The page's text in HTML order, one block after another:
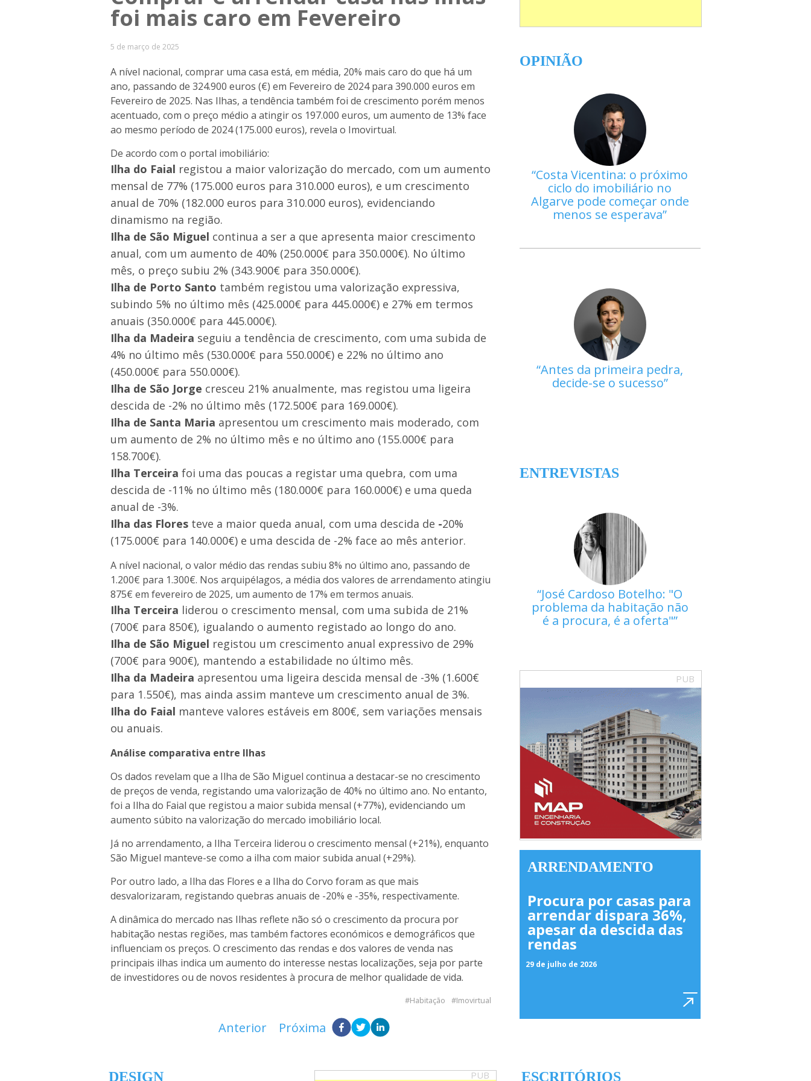
foi mais caro em Fevereiro
5 de março de 2025
A nível nacional, comprar uma casa está, em média, 20% mais caro do que há um
ano, passando de 324.900 euros (€) em Fevereiro de 2024 para 390.000 euros em
Fevereiro de 2025. Nas Ilhas, a tendência também foi de crescimento porém menos
acentuado, com o preço médio a atingir os 197.000 euros, um aumento de 13% face
ao mesmo período de 2024 (175.000 euros), revela o Imovirtual.
De acordo com o portal imobiliário:
Ilha do Faial registou a maior valorização do mercado, com um aumento
mensal de 77% (175.000 euros para 310.000 euros), e um crescimento
anual de 70% (182.000 euros para 310.000 euros), evidenciando
dinamismo na região.
Ilha de São Miguel continua a ser a que apresenta maior crescimento
anual, com um aumento de 40% (250.000€ para 350.000€). No último
mês, o preço subiu 2% (343.900€ para 350.000€).
Ilha de Porto Santo também registou uma valorização expressiva,
subindo 5% no último mês (425.000€ para 445.000€) e 27% em termos
anuais (350.000€ para 445.000€).
Ilha da Madeira seguiu a tendência de crescimento, com uma subida de
4% no último mês (530.000€ para 550.000€) e 22% no último ano
(450.000€ para 550.000€).
Ilha de São Jorge cresceu 21% anualmente, mas registou uma ligeira
descida de -2% no último mês (172.500€ para 169.000€).
Ilha de Santa Maria apresentou um crescimento mais moderado, com
um aumento de 2% no último mês e no último ano (155.000€ para
158.700€).
Ilha Terceira foi uma das poucas a registar uma quebra, com uma
descida de -11% no último mês (180.000€ para 160.000€) e uma queda
anual de -3%.
Ilha das Flores teve a maior queda anual, com uma descida de -20%
(175.000€ para 140.000€) e uma descida de -2% face ao mês anterior.
A nível nacional, o valor médio das rendas subiu 8% no último ano, passando de
1.200€ para 1.300€. Nos arquipélagos, a média dos valores de arrendamento atingiu
875€ em fevereiro de 2025, um aumento de 17% em termos anuais.
Ilha Terceira liderou o crescimento mensal, com uma subida de 21%
(700€ para 850€), igualando o aumento registado ao longo do ano.
Ilha de São Miguel registou um crescimento anual expressivo de 29%
(700€ para 900€), mantendo a estabilidade no último mês.
Ilha da Madeira apresentou uma ligeira descida mensal de -3% (1.600€
para 1.550€), mas ainda assim manteve um crescimento anual de 3%.
Ilha do Faial manteve valores estáveis em 800€, sem variações mensais
ou anuais.
Análise comparativa entre Ilhas
Os dados revelam que a Ilha de São Miguel continua a destacar-se no crescimento
de preços de venda, registando uma valorização de 40% no último ano. No entanto,
foi a Ilha do Faial que registou a maior subida mensal (+77%), evidenciando um
aumento súbito na valorização do mercado imobiliário local.
Já no arrendamento, a Ilha Terceira liderou o crescimento mensal (+21%), enquanto
São Miguel manteve-se como a ilha com maior subida anual (+29%).
Por outro lado, a Ilha das Flores e a Ilha do Corvo foram as que mais
desvalorizaram, registando quebras anuais de -20% e -35%, respectivamente.
A dinâmica do mercado nas Ilhas reflete não só o crescimento da procura por
habitação nestas regiões, mas também factores económicos e demográficos que
influenciam os preços. O crescimento das rendas e dos valores de venda nas
principais ilhas indica um aumento do interesse nestas localizações, seja por parte
de investidores ou de novos residentes à procura de melhor qualidade de vida.
Habitação Imovirtual
Anterior Próxima
OPINIÃO
Costa Vicentina: o próximo
ciclo do imobiliário no
Algarve pode começar onde
menos se esperava
Antes da primeira pedra,
decide-se o sucesso
ENTREVISTAS
José Cardoso Botelho: "O
problema da habitação não
é a procura, é a oferta"
PUB
ARRENDAMENTO
Procura por casas para
arrendar dispara 36%,
apesar da descida das
rendas
29 de julho de 2026
DESIGN PUB ESCRITÓRIOS